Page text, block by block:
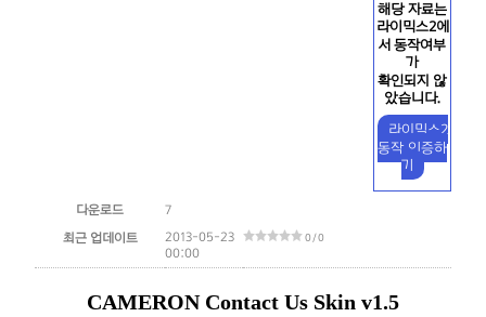
해당 자료는
라이믹스2에
서 동작여부
가
확인되지 않
았습니다.
라이믹스2
동작 인증하
기
다운로드
7
최근 업데이트
2013-05-23
00:00
0 / 0
CAMERON Contact Us Skin v1.5